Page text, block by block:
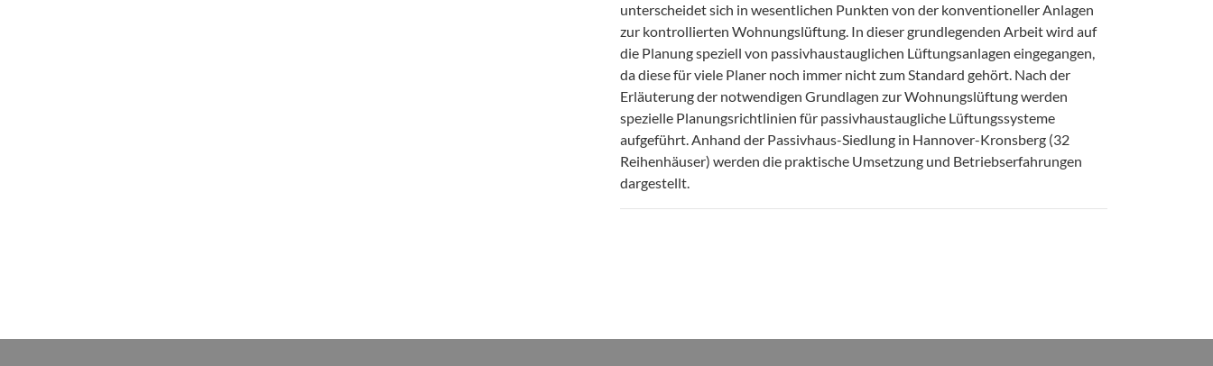
unterscheidet sich in wesentlichen Punkten von der konventioneller Anlagen
zur kontrollierten Wohnungslüftung. In dieser grundlegenden Arbeit wird auf
die Planung speziell von passivhaustauglichen Lüftungsanlagen eingegangen,
da diese für viele Planer noch immer nicht zum Standard gehört. Nach der
Erläuterung der notwendigen Grundlagen zur Wohnungslüftung werden
spezielle Planungsrichtlinien für passivhaustaugliche Lüftungssysteme
aufgeführt. Anhand der Passivhaus-Siedlung in Hannover-Kronsberg (32
Reihenhäuser) werden die praktische Umsetzung und Betriebserfahrungen
dargestellt.